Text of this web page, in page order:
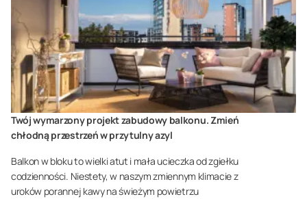
Twój wymarzony projekt zabudowy balkonu. Zmień
chłodną przestrzeń w przytulny azyl
Balkon w bloku to wielki atut i mała ucieczka od zgiełku
codzienności. Niestety, w naszym zmiennym klimacie z
uroków porannej kawy na świeżym powietrzu